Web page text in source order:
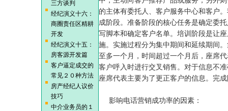
三方谈判
经纪演义十六：
商圈责任区精耕
开发
经纪演义十五：
房客源开发篇
客户逼定成交的
常见２０种方法
房产经纪人议价
技巧
中介业务员的１
的主体有委托人、客户服务中心和客户
成阶段。准备阶段的核心任务是确定委
写脚本和确定客户名单。培训阶段是让
施。实施过程分为集中期间和延续期间
至多一个月，时间超过一个月后，座席
客户呼入时进行交叉销售。对于信息不
座席代表主要为了更正客户的信息。完
影响电话营销成功率的因素：